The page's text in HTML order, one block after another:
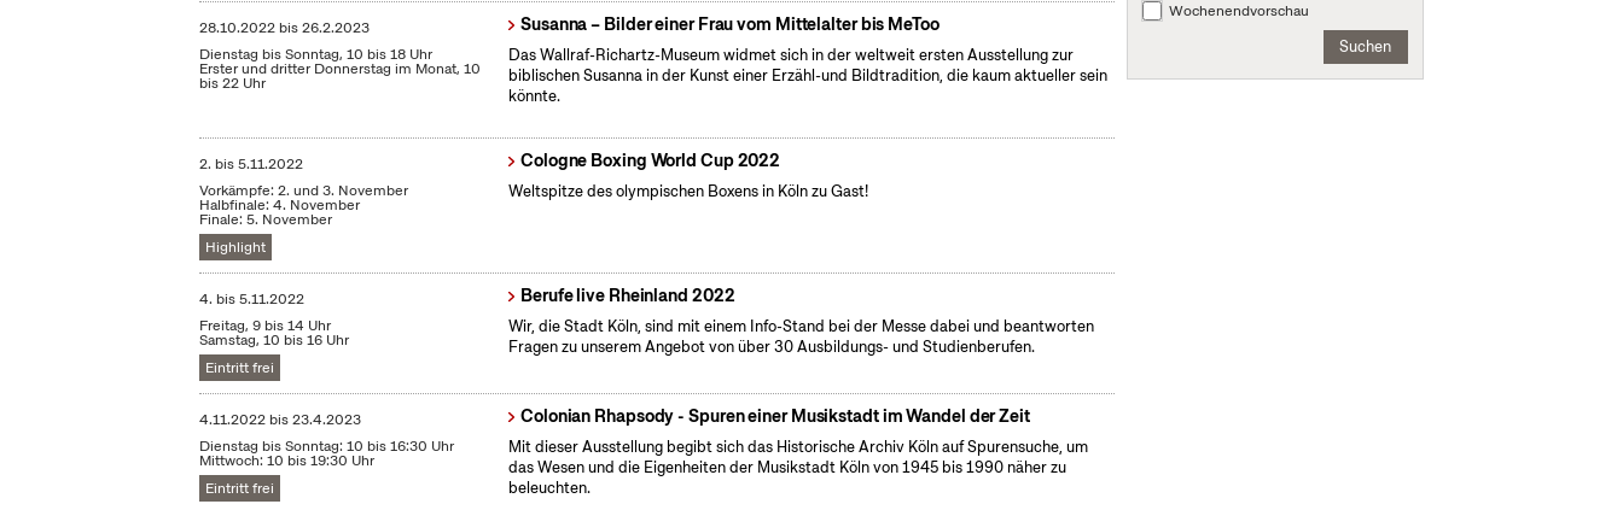
28.10.2022 bis26.2.2023
Dienstag bis Sonntag, 10 bis 18 Uhr
Erster und dritter Donnerstag im Monat, 10
bis 22 Uhr
Susanna – Bilder einer Frau vom Mittelalter bis MeToo
Das Wallraf-Richartz-Museum widmet sich in der weltweit ersten Ausstellung zur
biblischen Susanna in der Kunst einer Erzähl-und Bildtradition, die kaum aktueller sein
könnte.
2. bis5.11.2022
Vorkämpfe: 2. und 3. November
Halbfinale: 4. November
Finale: 5. November
Highlight
Cologne Boxing World Cup 2022
Weltspitze des olympischen Boxens in Köln zu Gast!
4. bis5.11.2022
Freitag, 9 bis 14 Uhr
Samstag, 10 bis 16 Uhr
Eintritt frei
Berufe live Rheinland 2022
Wir, die Stadt Köln, sind mit einem Info-Stand bei der Messe dabei und beantworten
Fragen zu unserem Angebot von über 30 Ausbildungs- und Studienberufen.
4.11.2022 bis23.4.2023
Dienstag bis Sonntag: 10 bis 16:30 Uhr
Mittwoch: 10 bis 19:30 Uhr
Eintritt frei
Colonian Rhapsody - Spuren einer Musikstadt im Wandel der Zeit
Mit dieser Ausstellung begibt sich das Historische Archiv Köln auf Spurensuche, um
das Wesen und die Eigenheiten der Musikstadt Köln von 1945 bis 1990 näher zu
beleuchten.
Wochenendvorschau
Suchen